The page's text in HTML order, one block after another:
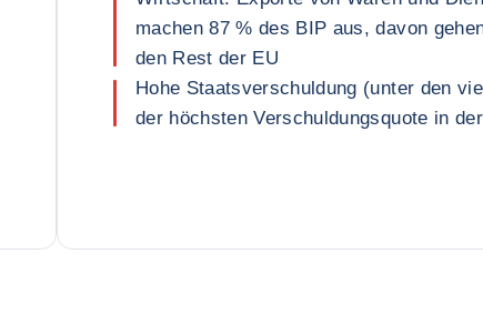
machen 87 % des BIP aus, davon
den Rest der EU
Hohe Staatsverschuldung (unter den
der höchsten Verschuldungsquote in